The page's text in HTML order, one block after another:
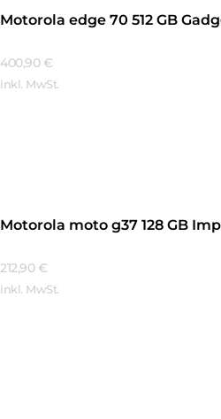
Motorola edge 70 512 GB
400,90 €
inkl. MwSt.
Motorola moto g37 128 GB
212,90 €
inkl. MwSt.